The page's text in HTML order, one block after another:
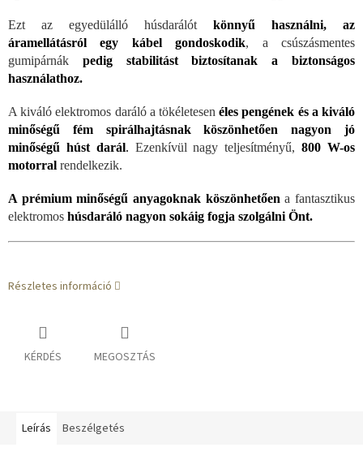
Ezt az egyedülálló húsdarálót könnyű használni, az
áramellátásról egy kábel gondoskodik, a csúszásmentes
gumipárnák pedig stabilitást biztosítanak a biztonságos
használathoz.
A kiváló elektromos daráló a tökéletesenéles pengének és a kiváló
minőségű fém spirálhajtásnak köszönhetően nagyon jó
minőségű húst darál. Ezenkívül nagy teljesítményű,800 W-os
motorral rendelkezik.
A prémium minőségű anyagoknak köszönhetően a fantasztikus
elektromos húsdaráló nagyon sokáig fogja szolgálni Önt.
Részletes információ
KÉRDÉS MEGOSZTÁS
Leírás Beszélgetés